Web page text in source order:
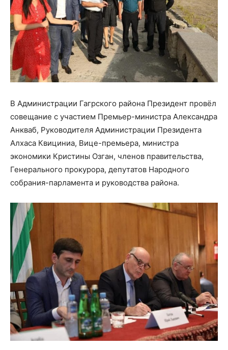
В Администрации Гагрского района Президент провёл
совещание с участием Премьер-министра Александра
Анкваб, Руководителя Администрации Президента
Алхаса Квициниа, Вице-премьера, министра
экономики Кристины Озган, членов правительства,
Генерального прокурора, депутатов Народного
собрания-парламента и руководства района.